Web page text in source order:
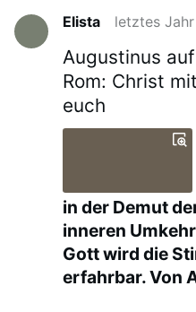
Elista letztes Jahr
Augustinus
Rom: Christ
euch
in der Demut
inneren
Gott wird die
erfahrbar. Von